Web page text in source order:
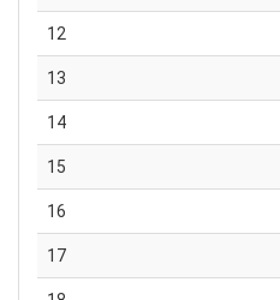
12
13
14
15
16
17